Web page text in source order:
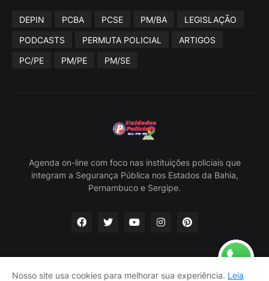
DEPIN PCBA PCSE PM/BA
LEGISLAÇÃO
PODCASTS
PERMUTA POLICIAL
ARTIGOS
PC/PE
PM/PE PM/SE
Agenda on-line com foco nas instituições policiais que
integram a Segurança Pública nos Estados da Bahia,
Pernambuco e Sergipe.
Nosso site usa cookies para melhorar sua experiência. Leia